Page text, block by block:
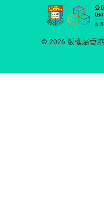
© 2026 版權屬香